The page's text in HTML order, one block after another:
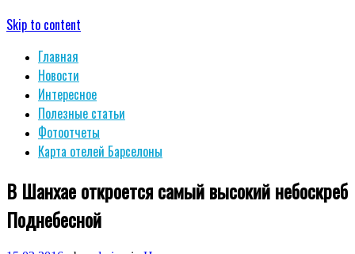
Skip to content
Главная
Новости
Интересное
Полезные статьи
Фотоотчеты
Карта отелей Барселоны
В Шанхае откроется самый высокий небоскреб
Поднебесной